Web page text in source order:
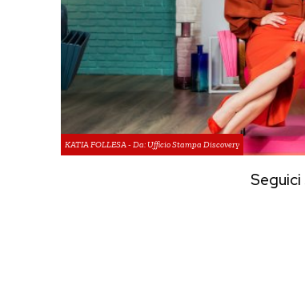
KATIA FOLLESA - Da: Ufficio Stampa Discovery
Seguici